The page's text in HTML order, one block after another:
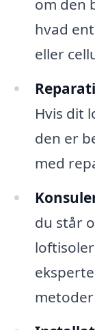
om den
hvad
eller
Hvis dit
den er
med
du står